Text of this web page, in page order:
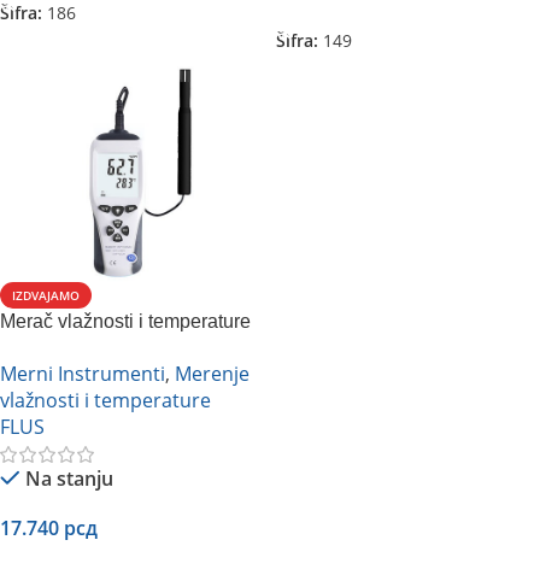
Šifra: 186
Šifra: 149
IZDVAJAMO
Merač vlažnosti i temperature
951 W
Merni Instrumenti, Merenje
vlažnosti i temperature
FLUS
Na stanju
17.740 рсд